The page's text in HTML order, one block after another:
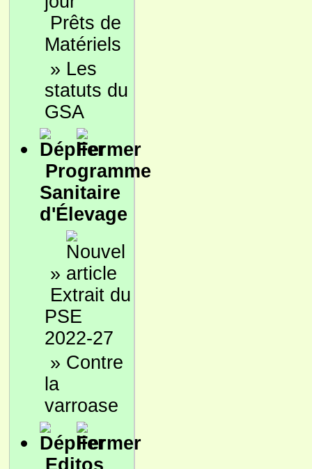
Prêts de
Matériels
» Les
statuts du
GSA
Programme
Sanitaire
d'Élevage
»
Extrait du
PSE
2022-27
» Contre
la
varroase
Editos